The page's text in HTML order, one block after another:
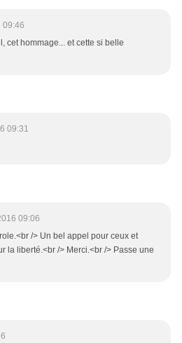
09:46
cet hommage... et cette si belle
09:31
09:06
/> Un bel appel pour ceux et
la liberté.<br /> Merci.<br /> Passe une